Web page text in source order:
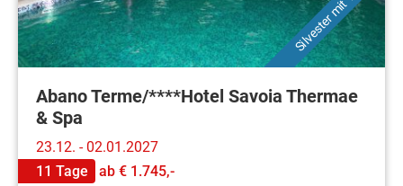
Abano Terme/****Hotel Savoia Thermae
& Spa
23.12. - 02.01.2027
11 Tage
ab € 1.745,-